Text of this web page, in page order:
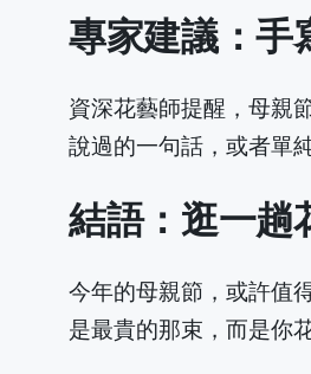
專家建議：手
資深花藝師提醒，母親
說過的一句話，或者單
結語：逛一趟
今年的母親節，或許值
是最貴的那束，而是你